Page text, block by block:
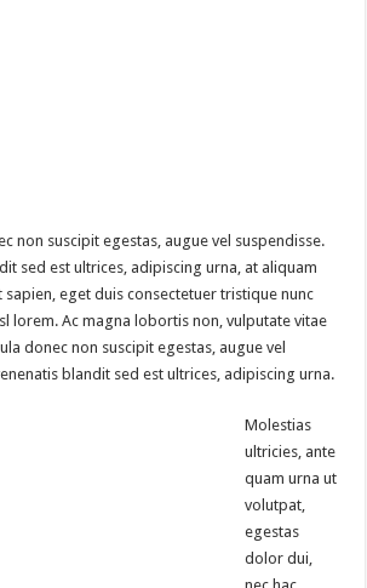
non suscipit egestas, augue vel suspendisse.
sed est ultrices, adipiscing urna, at aliquam
eget duis consectetuer tristique nunc
lorem. Ac magna lobortis non, vulputate vitae
donec non suscipit egestas, augue vel
blandit sed est ultrices, adipiscing urna.
Molestias
ultricies, ante
quam urna ut
volutpat,
egestas
dolor dui,
nec hac